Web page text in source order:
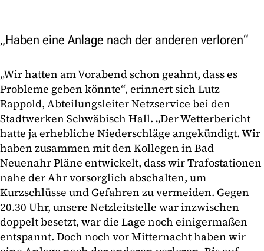
„Haben eine Anlage nach der anderen verloren“
„Wir hatten am Vorabend schon geahnt, dass es
Probleme geben könnte“, erinnert sich Lutz
Rappold, Abteilungsleiter Netzservice bei den
Stadtwerken Schwäbisch Hall. „Der Wetterbericht
hatte ja erhebliche Niederschläge angekündigt. Wir
haben zusammen mit den Kollegen in Bad
Neuenahr Pläne entwickelt, dass wir Trafostationen
nahe der Ahr vorsorglich abschalten, um
Kurzschlüsse und Gefahren zu vermeiden. Gegen
20.30 Uhr, unsere Netzleitstelle war inzwischen
doppelt besetzt, war die Lage noch einigermaßen
entspannt. Doch noch vor Mitternacht haben wir